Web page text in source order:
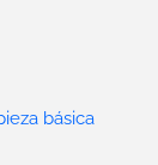
básica